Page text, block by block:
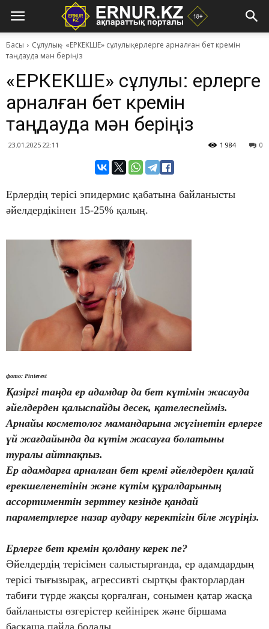
Басы Сұлулық
«ЕРКЕКШЕ» сұлулық: ерлерге арналған бет кремін
таңдауда мән беріңіз
«ЕРКЕКШЕ» сұлулық: ерлерге
арналған бет кремін
таңдауда мән беріңіз
23.01.2025 22:11 0
1 984
Ерлердің терісі эпидермис қабатына байланысты
әйелдердікінен 15-25% қалың.
фото: Pinterest
Қазіргі таңда ер адамдар да бет күтімін жасауда
әйелдерден қалыспайды десек, қателеспейміз.
Арнайы косметолог мамандарына жүгінетін ерлерге
үй жағдайында да күтім жасауға болатыны
туралы айтпақпыз.
Ер адамдарға арналған бет кремі әйелдерден қалай
ерекшеленетінін және күтім құралдарының
ассортиментін зерттеу кезінде қандай
параметрлерге назар аудару керектігін біле жүріңіз.
Ерлерге бет кремін қолдану керек пе?
Әйелдердің терісімен салыстырғанда, ер адамдардың
терісі тығызырақ, агрессивті сыртқы факторлардан
табиғи түрде жақсы қорғалған, сонымен қатар жасқа
байланысты өзгерістер кейінірек және біршама